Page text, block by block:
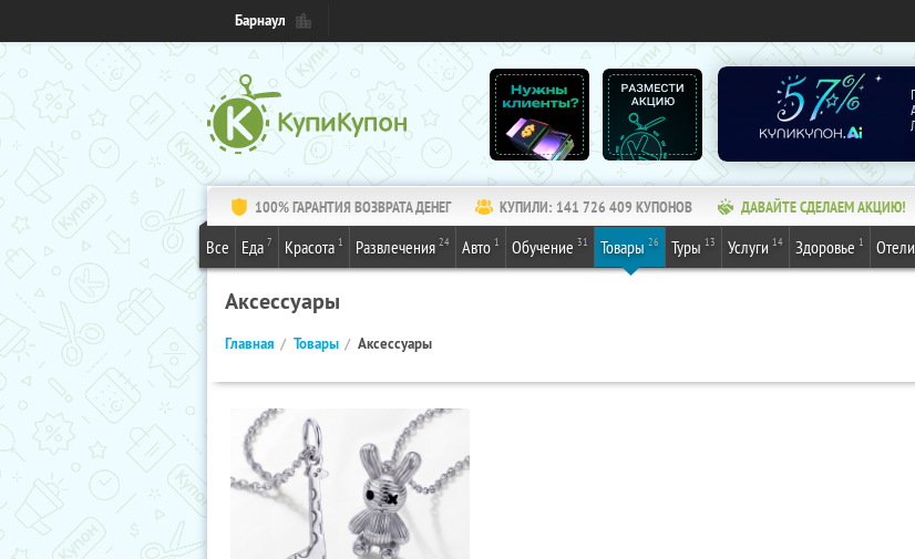
Барнаул
100% ГАРАНТИЯ ВОЗВРАТА ДЕНЕГ КУПИЛИ: 141 726 409 КУПОНОВ ДАВАЙТЕ СДЕЛАЕМ АКЦИЮ!
Все Еда 7 Красота 1 Развлечения 24 Авто 1 Обучение 31 Товары 26 Туры 13 Услуги 14 Здоровье 1 Отели
Аксессуары
Главная Товары Аксессуары